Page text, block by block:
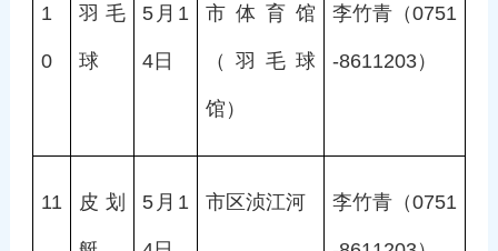
1
0
羽毛
球
5月1
4日
市体育馆
（羽毛球
馆）
李竹青（0751
-8611203）
11 皮划 5月1 市区浈江河 李竹青（0751